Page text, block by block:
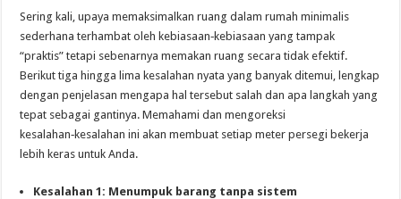
Sering kali, upaya memaksimalkan ruang dalam rumah minimalis
sederhana terhambat oleh kebiasaan‑kebiasaan yang tampak
“praktis” tetapi sebenarnya memakan ruang secara tidak efektif.
Berikut tiga hingga lima kesalahan nyata yang banyak ditemui, lengkap
dengan penjelasan mengapa hal tersebut salah dan apa langkah yang
tepat sebagai gantinya. Memahami dan mengoreksi
kesalahan‑kesalahan ini akan membuat setiap meter persegi bekerja
lebih keras untuk Anda.
Kesalahan 1: Menumpuk barang tanpa sistem